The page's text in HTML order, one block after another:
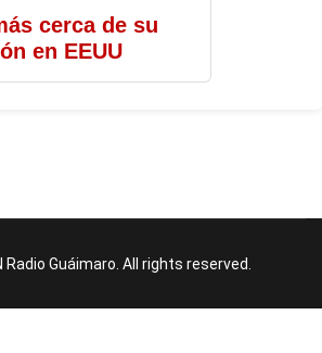
cerca de su
en EEUU
Radio Guáimaro. All rights reserved.